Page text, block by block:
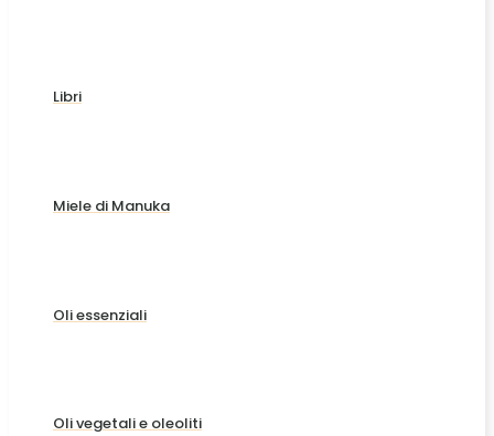
Libri
Miele di Manuka
Oli essenziali
Oli vegetali e oleoliti